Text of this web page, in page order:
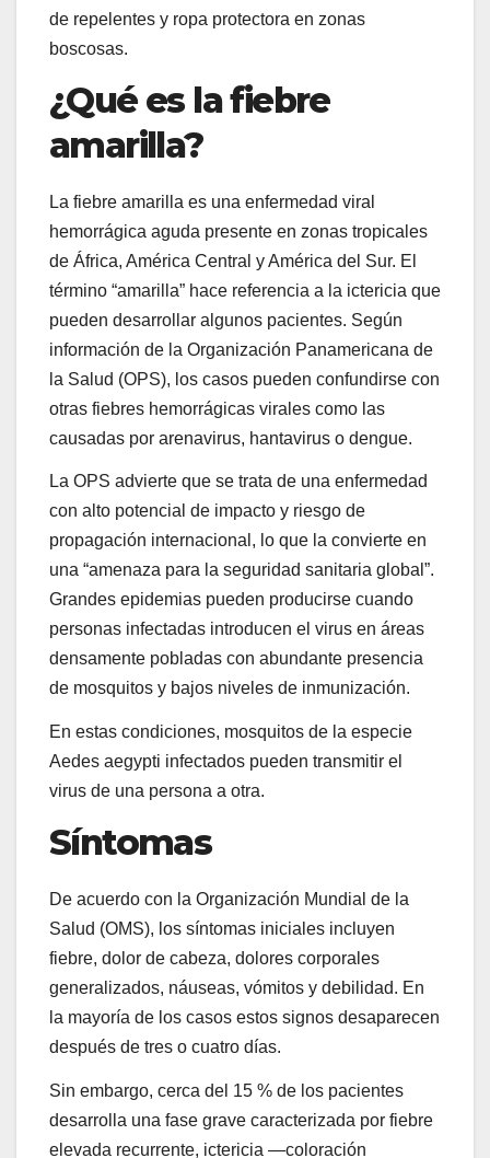
de repelentes y ropa protectora en zonas
boscosas.
¿Qué es la fiebre
amarilla?
La fiebre amarilla es una enfermedad viral
hemorrágica aguda presente en zonas tropicales
de África, América Central y América del Sur. El
término “amarilla” hace referencia a la ictericia que
pueden desarrollar algunos pacientes. Según
información de la Organización Panamericana de
la Salud (OPS), los casos pueden confundirse con
otras fiebres hemorrágicas virales como las
causadas por arenavirus, hantavirus o dengue.
La OPS advierte que se trata de una enfermedad
con alto potencial de impacto y riesgo de
propagación internacional, lo que la convierte en
una “amenaza para la seguridad sanitaria global”.
Grandes epidemias pueden producirse cuando
personas infectadas introducen el virus en áreas
densamente pobladas con abundante presencia
de mosquitos y bajos niveles de inmunización.
En estas condiciones, mosquitos de la especie
Aedes aegypti infectados pueden transmitir el
virus de una persona a otra.
Síntomas
De acuerdo con la Organización Mundial de la
Salud (OMS), los síntomas iniciales incluyen
fiebre, dolor de cabeza, dolores corporales
generalizados, náuseas, vómitos y debilidad. En
la mayoría de los casos estos signos desaparecen
después de tres o cuatro días.
Sin embargo, cerca del 15 % de los pacientes
desarrolla una fase grave caracterizada por fiebre
elevada recurrente, ictericia —coloración